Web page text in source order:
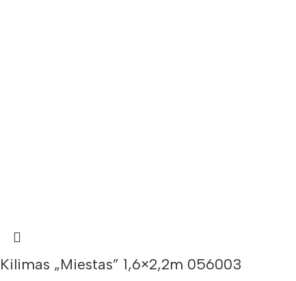
Kilimas „Miestas” 1,6×2,2m 056003